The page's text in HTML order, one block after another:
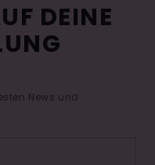
DEINE
News und